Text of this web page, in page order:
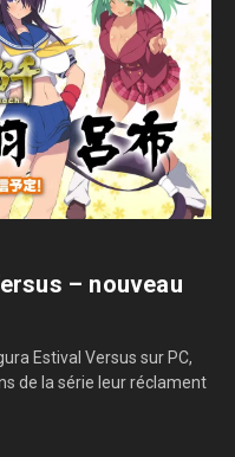
– nouveau
Estival Versus sur PC,
de la série leur réclament